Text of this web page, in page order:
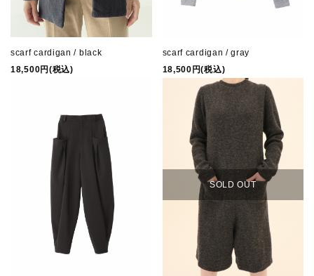
scarf cardigan / black
18,500円(税込)
scarf cardigan / gray
18,500円(税込)
SOLD OUT